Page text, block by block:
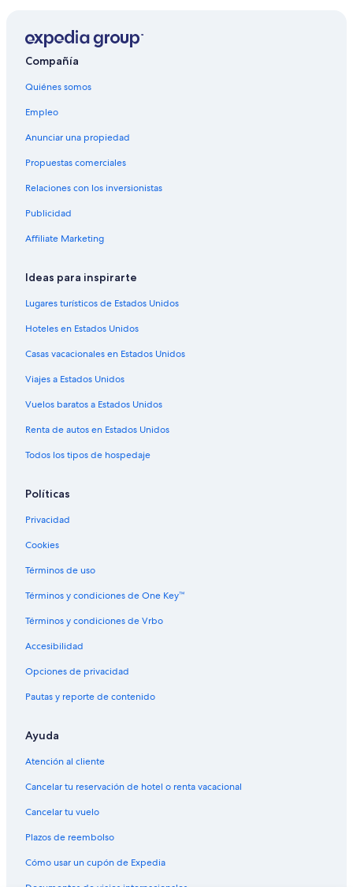
Hoteles con bar en Mato Grosso del Sur
Hoteles con sauna en Mato Grosso del Sur
Hoteles con traslado del/al aeropuerto en Mato Grosso del Sur
Hoteles en Mato Grosso del Sur
Resorts en Mato Grosso del Sur
Hoteles haciendas en Mato Grosso del Sur
Hostales en Mato Grosso del Sur
Apartamentos en Campo Grande
Hostales en Campo Grande
Hoteles con spa en Campo Grande
Hoteles de lujo en Campo Grande
Hoteles en la playa en Campo Grande
Hoteles cerca del lago en Campo Grande
Hoteles con estacionamiento en Campo Grande
Hoteles que aceptan mascotas en Campo Grande
Hoteles en Carandá Bosque
Hoteles en Nova Lima
Hoteles en José Abrão
Hoteles en Nova São Bento
Hoteles en Taquarussú
Hoteles cerca de A. Internacional de Campo Grande
Hoteles en Vila Oriente
Hoteles en Mata do Jacinto
Hoteles en Guanandi
Compañía
Quiénes somos
Empleo
Anunciar una propiedad
Propuestas comerciales
Relaciones con los inversionistas
Publicidad
Affiliate Marketing
Ideas para inspirarte
Lugares turísticos de Estados Unidos
Hoteles en Estados Unidos
Casas vacacionales en Estados Unidos
Viajes a Estados Unidos
Vuelos baratos a Estados Unidos
Renta de autos en Estados Unidos
Todos los tipos de hospedaje
Políticas
Privacidad
Cookies
Términos de uso
Términos y condiciones de One Key™
Términos y condiciones de Vrbo
Accesibilidad
Opciones de privacidad
Pautas y reporte de contenido
Ayuda
Atención al cliente
Cancelar tu reservación de hotel o renta vacacional
Cancelar tu vuelo
Plazos de reembolso
Cómo usar un cupón de Expedia